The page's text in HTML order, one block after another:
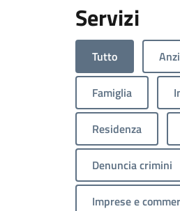
Servizi
Tutto
Famiglia
Residenza
Denuncia crimini
Imprese e